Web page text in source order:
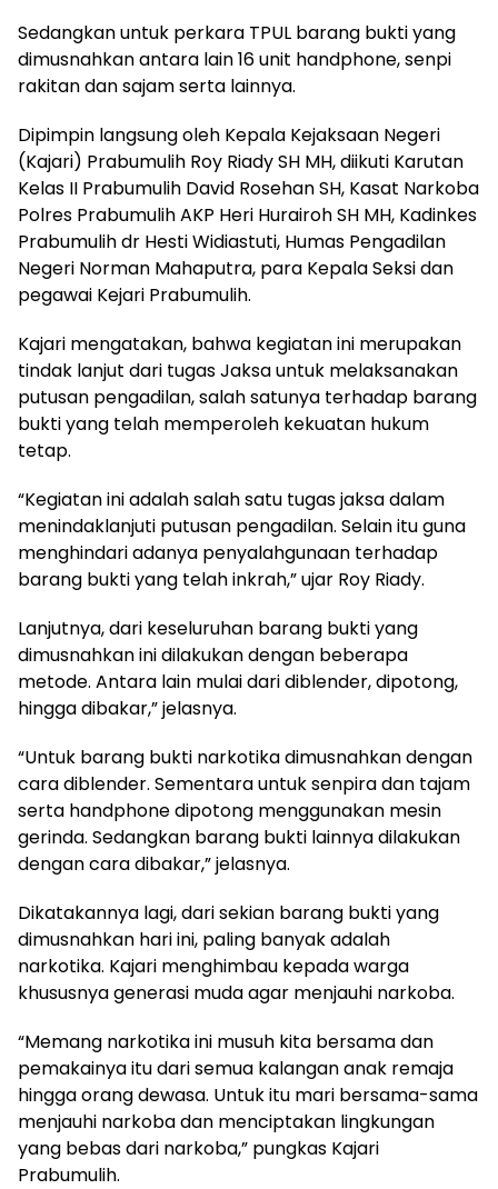
Sedangkan untuk perkara TPUL barang bukti yang
dimusnahkan antara lain 16 unit handphone, senpi
rakitan dan sajam serta lainnya.
Dipimpin langsung oleh Kepala Kejaksaan Negeri
(Kajari) Prabumulih Roy Riady SH MH, diikuti Karutan
Kelas II Prabumulih David Rosehan SH, Kasat Narkoba
Polres Prabumulih AKP Heri Hurairoh SH MH, Kadinkes
Prabumulih dr Hesti Widiastuti, Humas Pengadilan
Negeri Norman Mahaputra, para Kepala Seksi dan
pegawai Kejari Prabumulih.
Kajari mengatakan, bahwa kegiatan ini merupakan
tindak lanjut dari tugas Jaksa untuk melaksanakan
putusan pengadilan, salah satunya terhadap barang
bukti yang telah memperoleh kekuatan hukum
tetap.
“Kegiatan ini adalah salah satu tugas jaksa dalam
menindaklanjuti putusan pengadilan. Selain itu guna
menghindari adanya penyalahgunaan terhadap
barang bukti yang telah inkrah,” ujar Roy Riady.
Lanjutnya, dari keseluruhan barang bukti yang
dimusnahkan ini dilakukan dengan beberapa
metode. Antara lain mulai dari diblender, dipotong,
hingga dibakar,” jelasnya.
“Untuk barang bukti narkotika dimusnahkan dengan
cara diblender. Sementara untuk senpira dan tajam
serta handphone dipotong menggunakan mesin
gerinda. Sedangkan barang bukti lainnya dilakukan
dengan cara dibakar,” jelasnya.
Dikatakannya lagi, dari sekian barang bukti yang
dimusnahkan hari ini, paling banyak adalah
narkotika. Kajari menghimbau kepada warga
khususnya generasi muda agar menjauhi narkoba.
“Memang narkotika ini musuh kita bersama dan
pemakainya itu dari semua kalangan anak remaja
hingga orang dewasa. Untuk itu mari bersama-sama
menjauhi narkoba dan menciptakan lingkungan
yang bebas dari narkoba,” pungkas Kajari
Prabumulih.